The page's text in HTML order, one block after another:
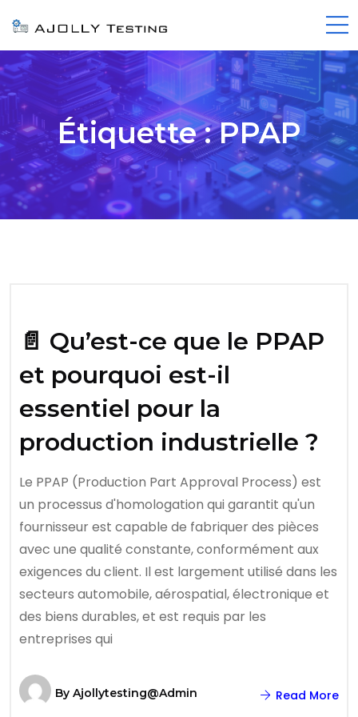
Étiquette :PPAP
📄 Qu’est-ce que le PPAP
et pourquoi est-il
essentiel pour la
production industrielle ?
Le PPAP (Production Part Approval Process) est
un processus d'homologation qui garantit qu'un
fournisseur est capable de fabriquer des pièces
avec une qualité constante, conformément aux
exigences du client. Il est largement utilisé dans les
secteurs automobile, aérospatial, électronique et
des biens durables, et est requis par les
entreprises qui
By Ajollytesting@admin Read More